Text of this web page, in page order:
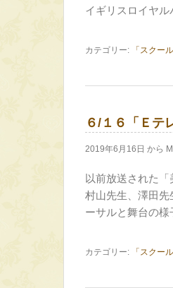
イギリスロイヤル
カテゴリー: 「スクー
６/１６「Ｅテ
2019年6月16日 から
以前放送された
村山先生、澤田
ーサルと舞台の
カテゴリー: 「スクー